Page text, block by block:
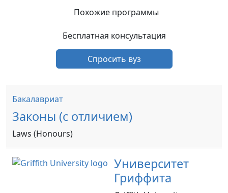
Похожие программы
Бесплатная консультация
Спросить вуз
Бакалавриат
Законы (с отличием)
Laws (Honours)
Университет
Гриффита